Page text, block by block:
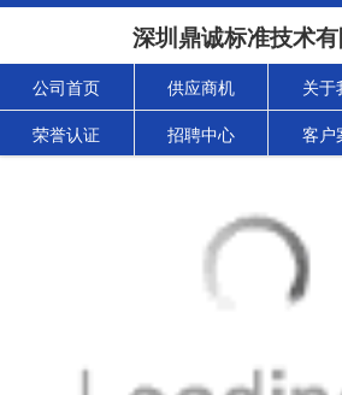
深圳鼎诚标准技术有
公司首页 供应商机 关于
荣誉认证 招聘中心 客户